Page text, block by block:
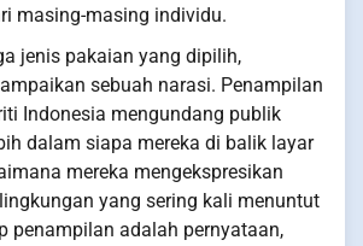
masing-masing individu.
jenis pakaian yang dipilih,
sebuah narasi. Penampilan
Indonesia mengundang publik
dalam siapa mereka di balik layar
mereka mengekspresikan
yang sering kali menuntut
penampilan adalah pernyataan,